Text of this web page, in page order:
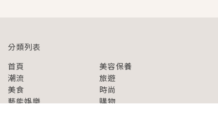
分類列表
首頁
美容保養
潮流
旅遊
美食
時尚
藝能娛樂
購物